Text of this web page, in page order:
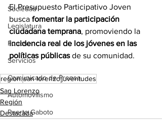
Sociedad
Legislatura
Funes
Servicios
Comunicado de Prensa
Automovilismo
Puerto Gaboto
El Presupuesto Participativo Joven
busca fomentar la participación
ciudadana temprana, promoviendo la
incidencia real de los jóvenes en las
políticas públicas de su comunidad.
region.san lorenzojuventudes
San Lorenzo
Región
Destacada